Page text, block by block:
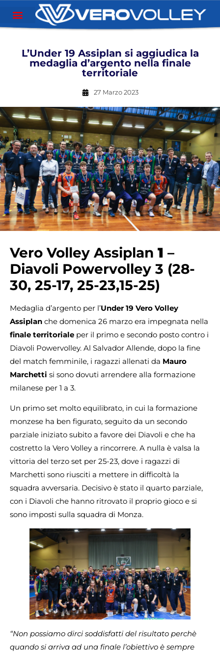
L’Under 19 Assiplan si aggiudica la
medaglia d’argento nella finale
territoriale
27 Marzo 2023
Vero Volley Assiplan 1 –
Diavoli Powervolley 3 (28-
30, 25-17, 25-23,15-25)
Medaglia d’argento per l’Under 19 Vero Volley
Assiplan che domenica 26 marzo era impegnata nella
finale territoriale per il primo e secondo posto contro i
Diavoli Powervolley. Al Salvador Allende, dopo la fine
del match femminile, i ragazzi allenati da Mauro
Marchetti si sono dovuti arrendere alla formazione
milanese per 1 a 3.
Un primo set molto equilibrato, in cui la formazione
monzese ha ben figurato, seguito da un secondo
parziale iniziato subito a favore dei Diavoli e che ha
costretto la Vero Volley a rincorrere. A nulla è valsa la
vittoria del terzo set per 25-23, dove i ragazzi di
Marchetti sono riusciti a mettere in difficoltà la
squadra avversaria. Decisivo è stato il quarto parziale,
con i Diavoli che hanno ritrovato il proprio gioco e si
sono imposti sulla squadra di Monza.
“Non possiamo dirci soddisfatti del risultato perchè
quando si arriva ad una finale l’obiettivo è sempre